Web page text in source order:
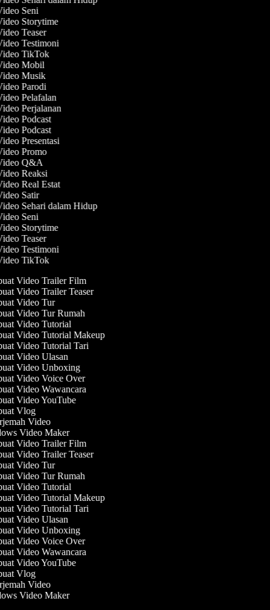
Seni
Storytime
Teaser
Testimoni
TikTok
Mobil
Musik
Parodi
Pelafalan
Perjalanan
Podcast
Podcast
Presentasi
Promo
Q&A
Reaksi
Real Estat
Satir
Sehari dalam Hidup
Seni
Storytime
Teaser
Testimoni
TikTok
Video Trailer Film
Video Trailer Teaser
Video Tur
Video Tur Rumah
Video Tutorial
Video Tutorial Makeup
Video Tutorial Tari
Video Ulasan
Video Unboxing
Video Voice Over
Video Wawancara
Video YouTube
Vlog
Video
Video Maker
Video Trailer Film
Video Trailer Teaser
Video Tur
Video Tur Rumah
Video Tutorial
Video Tutorial Makeup
Video Tutorial Tari
Video Ulasan
Video Unboxing
Video Voice Over
Video Wawancara
Video YouTube
Vlog
Video
Video Maker